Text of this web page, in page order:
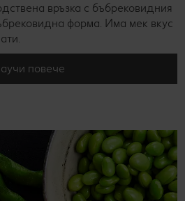
връзка с бъбрековидния
форма. Има мек вкус
повече